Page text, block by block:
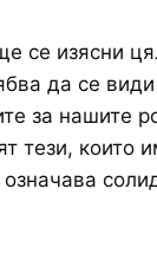
се изясни
да се
за нашите
тези, които